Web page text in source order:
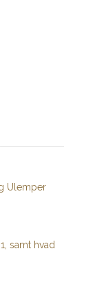
Ulemper
samt hvad